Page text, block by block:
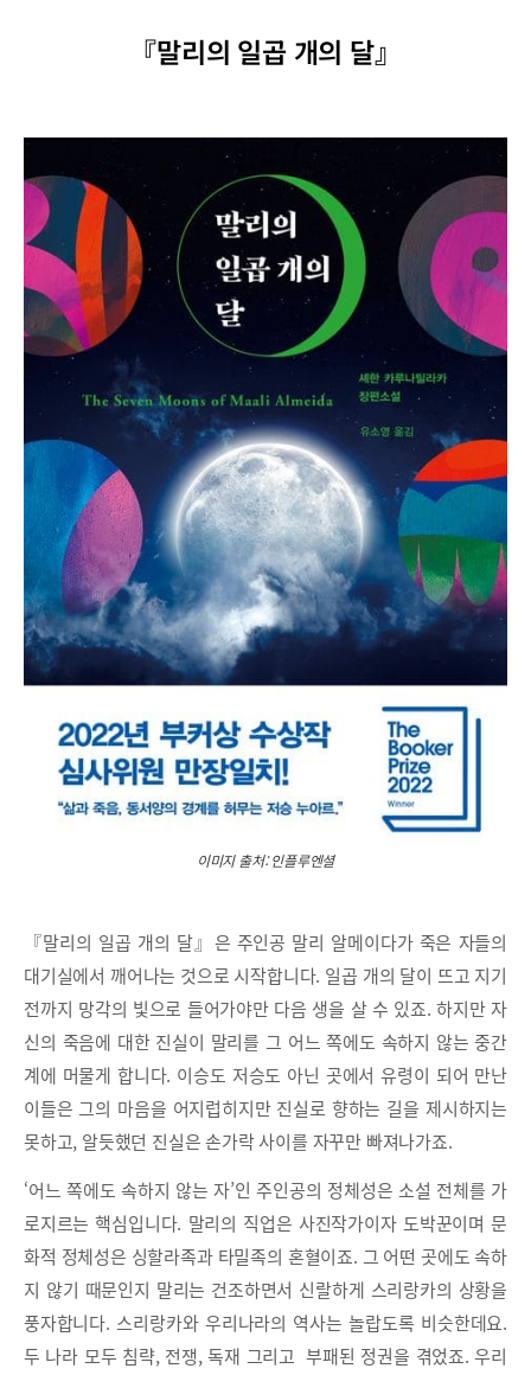
『말리의 일곱 개의 달』
이미지 출처: 인플루엔셜
『말리의 일곱 개의 달』은 주인공 말리 알메이다가 죽은 자들의
대기실에서 깨어나는 것으로 시작합니다. 일곱 개의 달이 뜨고 지기
전까지 망각의 빛으로 들어가야만 다음 생을 살 수 있죠. 하지만 자
신의 죽음에 대한 진실이 말리를 그 어느 쪽에도 속하지 않는 중간
계에 머물게 합니다. 이승도 저승도 아닌 곳에서 유령이 되어 만난
이들은 그의 마음을 어지럽히지만 진실로 향하는 길을 제시하지는
못하고, 알듯했던 진실은 손가락 사이를 자꾸만 빠져나가죠.
‘어느 쪽에도 속하지 않는 자’인 주인공의 정체성은 소설 전체를 가
로지르는 핵심입니다. 말리의 직업은 사진작가이자 도박꾼이며 문
화적 정체성은 싱할라족과 타밀족의 혼혈이죠. 그 어떤 곳에도 속하
지 않기 때문인지 말리는 건조하면서 신랄하게 스리랑카의 상황을
풍자합니다. 스리랑카와 우리나라의 역사는 놀랍도록 비슷한데요.
두 나라 모두 침략, 전쟁, 독재 그리고 부패된 정권을 겪었죠. 우리